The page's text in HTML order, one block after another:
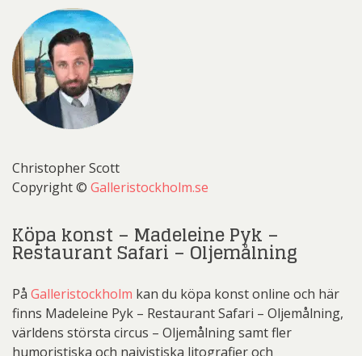
Christopher Scott
Copyright © Galleristockholm.se
Köpa konst – Madeleine Pyk –
Restaurant Safari – Oljemålning
På Galleristockholm kan du köpa konst online och här
finns Madeleine Pyk – Restaurant Safari – Oljemålning,
världens största circus – Oljemålning samt fler
humoristiska och naivistiska litografier och